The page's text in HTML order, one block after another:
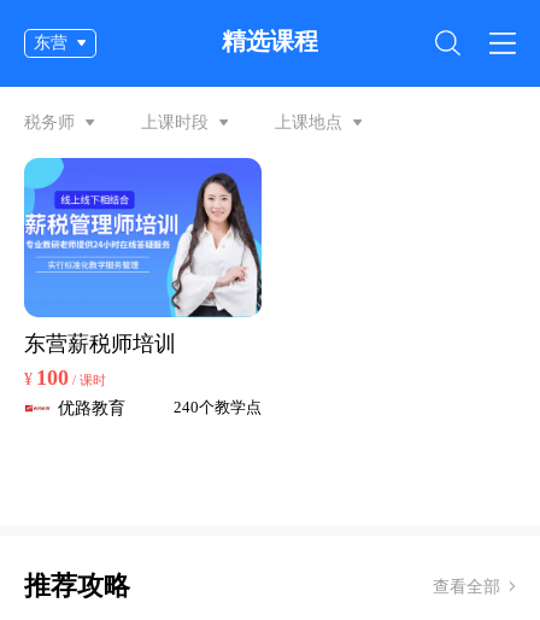
东营 精选课程
税务师 上课时段 上课地点
东营薪税师培训
¥ 100 / 课时
优路教育 240个教学点
推荐攻略 查看全部